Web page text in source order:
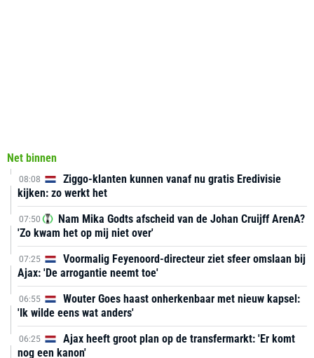
Net binnen
08:08
Ziggo-klanten kunnen vanaf nu gratis Eredivisie
kijken: zo werkt het
07:50
Nam Mika Godts afscheid van de Johan Cruijff ArenA?
'Zo kwam het op mij niet over'
07:25
Voormalig Feyenoord-directeur ziet sfeer omslaan bij
Ajax: 'De arrogantie neemt toe'
06:55
Wouter Goes haast onherkenbaar met nieuw kapsel:
'Ik wilde eens wat anders'
06:25
Ajax heeft groot plan op de transfermarkt: 'Er komt
nog een kanon'